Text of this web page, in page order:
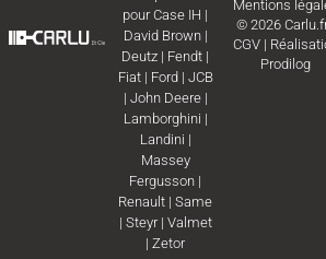
pourCase IH |
David Brown|
Deutz | Fendt |
Fiat| Ford | JCB
| John Deere|
Lamborghini |
Landini |
Massey
Fergusson |
Renault |Same
| Steyr| Valmet
|Zetor
Mentions
© 2026
CGV|
Prodilog